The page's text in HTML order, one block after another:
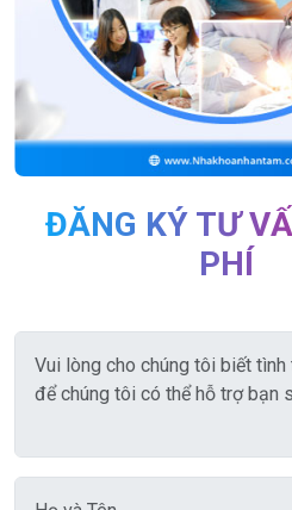
ĐĂNG KÝ TƯ
PHÍ